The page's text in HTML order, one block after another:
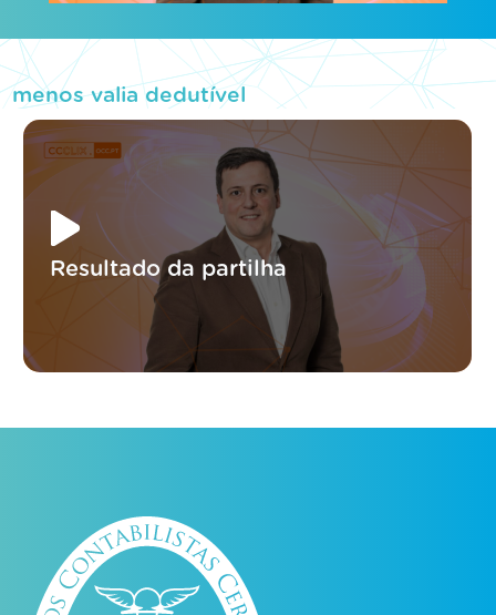
menos valia dedutível
Resultado da partilha